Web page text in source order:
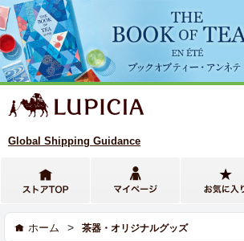
Global Shipping Guidance
ホーム > 茶器・オリジナルグッズ